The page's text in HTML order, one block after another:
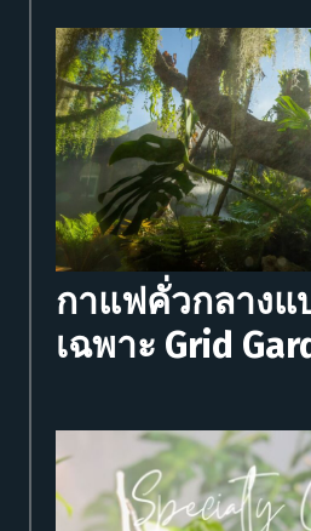
กาแฟคั่วกลางแ
เฉพาะ Grid